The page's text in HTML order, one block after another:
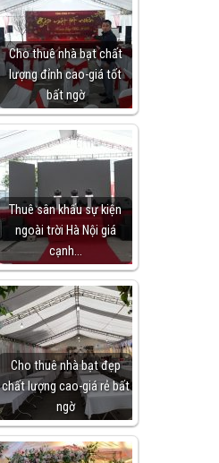
Cho thuê nhà bạt chất
lượng đỉnh cao-giá tốt
bất ngờ
Thuê sân khấu sự kiện
ngoài trời Hà Nội giá
cạnh…
Cho thuê nhà bạt đẹp
chất lượng cao-giá rẻ bất
ngờ